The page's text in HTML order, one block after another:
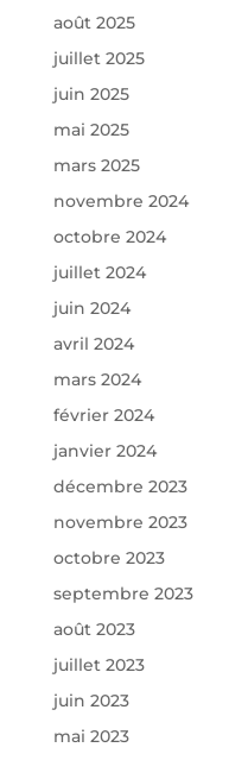
août 2025
juillet 2025
juin 2025
mai 2025
mars 2025
novembre 2024
octobre 2024
juillet 2024
juin 2024
avril 2024
mars 2024
février 2024
janvier 2024
décembre 2023
novembre 2023
octobre 2023
septembre 2023
août 2023
juillet 2023
juin 2023
mai 2023